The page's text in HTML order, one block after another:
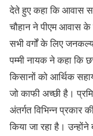
देते हुए कहा कि आवास
चौहान ने पीएम आवास के
सभी वर्गों के लिए
पम्मी नायक ने कहा कि
किसानों को आर्थिक
जो काफी अच्छी है।
अंतर्गत विभिन्न
किया जा रहा है।